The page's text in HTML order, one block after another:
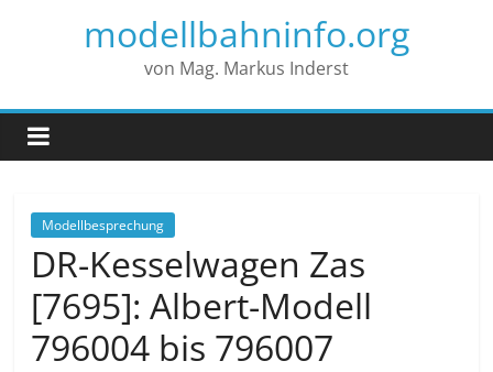
modellbahninfo.org
von Mag. Markus Inderst
Modellbesprechung
DR-Kesselwagen Zas
[7695]: Albert-Modell
796004 bis 796007